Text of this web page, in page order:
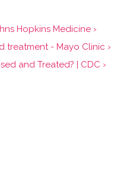
Hopkins Medicine ›
treatment - Mayo Clinic ›
and Treated? | CDC ›